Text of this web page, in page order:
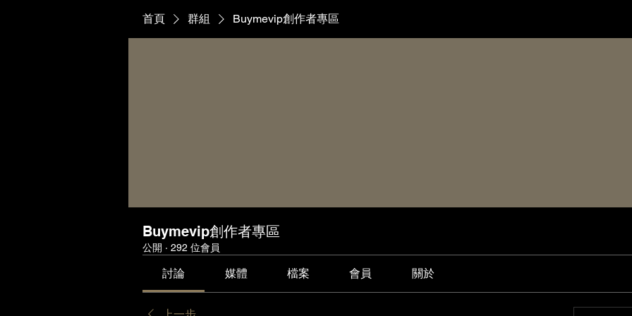
首頁 群組 Buymevip創作者專區
Buymevip創作者專區
公開 · 292 位會員
討論 媒體 檔案 會員 關於